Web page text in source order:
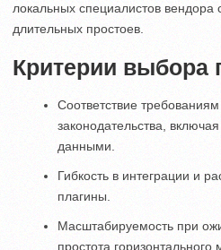
локальных специалистов вендора
длительных простоев.
Критерии
Соответствие
законодательства,
данными.
Гибкость в интеграции и
плагины.
Масштабируемость при
простота